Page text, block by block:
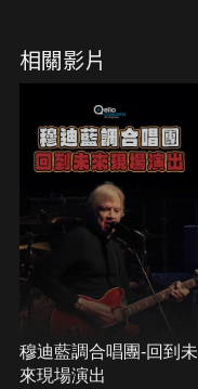
相關影片
穆迪藍調合唱團-回到未
來現場演出